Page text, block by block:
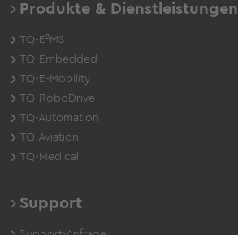
Produkte & Dienstleistungen
TQ-E²MS
TQ-Embedded
TQ-E-Mobility
TQ-RoboDrive
TQ-Automation
TQ-Aviation
TQ-Medical
Support